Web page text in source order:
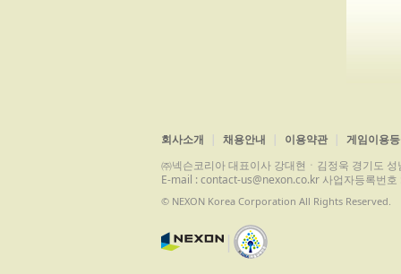
회사소개 채용안내 이용약관
게임이용
㈜넥슨코리아 대표이사 강대현ㆍ김정욱 경기도
E-mail : contact-us@nexon.co.kr 사업자등록번
© NEXON Korea Corporation All Rights Reserved.
|